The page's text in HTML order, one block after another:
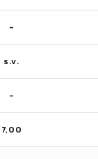
-
s.v.
-
7,00